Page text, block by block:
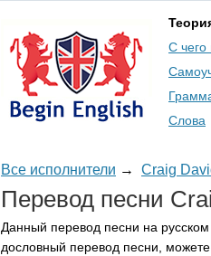
С чего
Слова
Все исполнители → Craig
Перевод песни
Данный перевод песни на
дословный перевод песни,